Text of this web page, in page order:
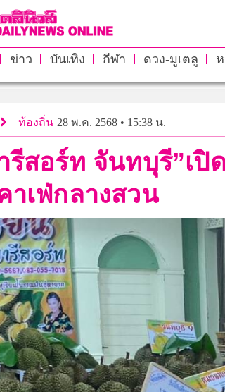
ข่าว บันเทิง กีฬา ดวง-มูเตลู
ท้องถิ่น 28 พ.ค. 2568 • 15:38 น.
รีสอร์ท จันทบุรี”เ
าเฟ่กลางสวน